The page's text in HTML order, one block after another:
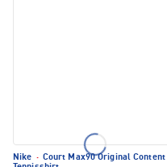
Nike · Court Max90 Original Content